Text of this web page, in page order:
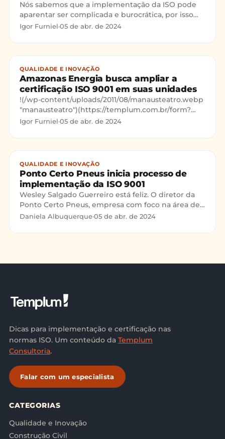
Nós sabemos que a implementação da ISO pode
aparentar ser complicada e burocrática, por isso
escrevermos neste post 3 dicas para a
Igor Furniel ·05 de abr. de 2024
QUALIDADE E INOVAÇÃO
Amazonas Energia busca ampliar a
certificação ISO 9001 em suas unidades
!(/wp-content/uploads/2011/08/manausteatro.webp
"manausteatro")(https://templum.com.br/form?
utmsource=blog&utmmedium=banner-ar
Igor Furniel ·05 de abr. de 2024
QUALIDADE E INOVAÇÃO
Ponto Certo Pneus inicia processo de
implementação da ISO 9001
Wesley Salgado Guerreiro está feliz. O diretor da
Ponto Certo Pneus, empresa com foco na área de
prestação de serviços de borracharia para
Daniela Albuquerque·05 de abr. de 2024
Dicas para implementação e certificação nas
normas ISO. Um conteúdo da Templum
Consultoria.
Falar com um especialista
CATEGORIAS
Qualidade e Inovação
Construção Civil